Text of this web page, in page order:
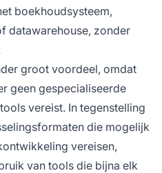
boekhoudsysteem,
datawarehouse, zonder
groot voordeel, omdat
geen gespecialiseerde
vereist. In tegenstelling
die mogelijk
vereisen,
van tools die bijna elk